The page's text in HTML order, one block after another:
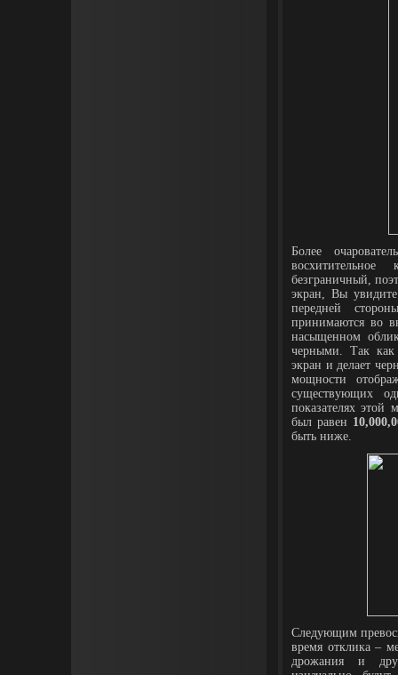
Более
безграничный,
экран, Вы
передней
принимаются во
насыщенном
черными. Так как
экран и делает
мощности
существующих
показателях этой
был равен
быть ниже.
Следующим
время отклика –
дрожания и